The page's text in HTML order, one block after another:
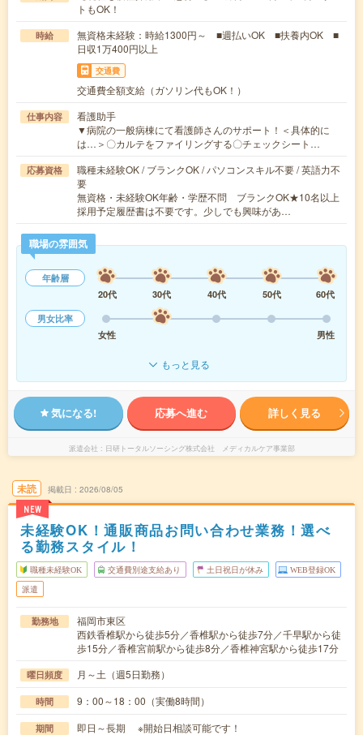
トもOK！
時給
無資格未経験：時給1300円～ ■週払いOK ■扶養内OK ■
日収1万400円以上
交通費
交通費全額支給（ガソリン代もOK！）
仕事内容
看護助手
▼病院の一般病棟にて看護師さんのサポート！＜具体的に
は…＞〇カルテをファイリングする〇チェックシート…
応募資格
職種未経験OK / ブランクOK / パソコンスキル不要 / 英語力不
要
無資格・未経験OK年齢・学歴不問 ブランクOK★10名以上
採用予定履歴書は不要です。少しでも興味があ…
職場の雰囲気
年齢層
20代
30代 40代 50代
60代
男女比率
女性
男性
もっと見る
気になる! 応募へ進む 詳しく見る
派遣会社 日研トータルソーシング株式会社 メディカルケア事業部
未読
NEW
掲載日 2026/08/05
未経験OK！通販商品お問い合わせ業務！選べ
る勤務スタイル！
職種未経験OK 交通費別途支給あり 土日祝日が休み WEB登録OK
派遣
勤務地
福岡市東区
西鉄香椎駅から徒歩5分／香椎駅から徒歩7分／千早駅から徒
歩15分／香椎宮前駅から徒歩8分／香椎神宮駅から徒歩17分
曜日頻度 月～土（週5日勤務）
時間 9：00～18：00（実働8時間）
期間 即日～長期 ※開始日相談可能です！